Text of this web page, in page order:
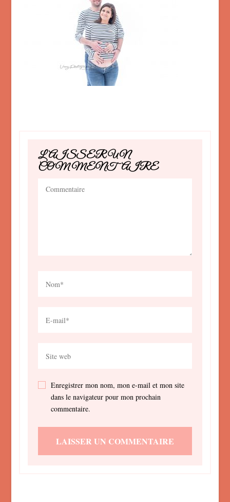
LAISSER UN
COMMENTAIRE
Enregistrer mon nom, mon e-mail et mon site
dans le navigateur pour mon prochain
commentaire.